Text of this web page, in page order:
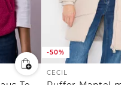
-50%
CECIL